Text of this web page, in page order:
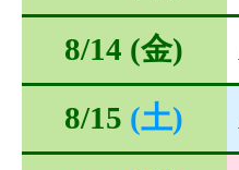
8/14 (金)
8/15 (土)